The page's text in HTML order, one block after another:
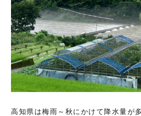
高知県は梅雨～秋にかけて降水量が